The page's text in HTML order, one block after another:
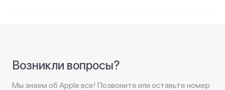
Возникли вопросы?
Мы знаем об Apple все! Позвоните или оставьте номер